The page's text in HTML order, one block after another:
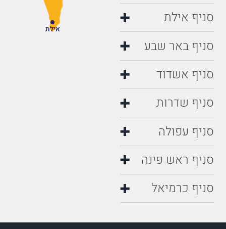
סניף אילת
סניף באר שבע
סניף אשדוד
סניף שדרות
סניף עפולה
סניף ראש פינה
סניף כרמיאל
אילת